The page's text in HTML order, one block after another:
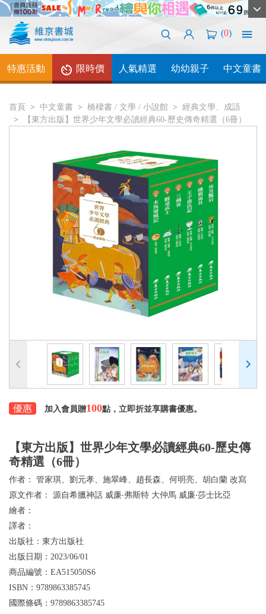
(0)
特惠活動 限時價 人氣精選 幼幼親子 中文童書
首頁 中文童書 橋樑書 / 文學 / 小說館
經典文學、成語
【東方出版】世界少年文學必讀經典60-歷史傳奇精選（6冊）
優惠 加入會員贈100點，立即折並享購書優惠。
【東方出版】世界少年文學必讀經典60-歷史傳
奇精選（6冊）
作者： 管家琪、劉元孝、施翠峰、趙長森、何明亮、胡白蘭 改寫
原文作者： 源自希臘神話 威廉‧弗斯特 大仲馬 威廉‧莎士比亞
繪者：
譯者：
出版社： 東方出版社
出版日期： 2023/06/01
商品編號： EA515050S6
ISBN： 9789863385745
國際條碼： 9789863385745